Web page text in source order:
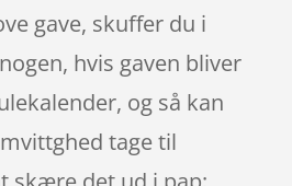
gave, skuffer du i
hvis gaven bliver
og så kan
tage til